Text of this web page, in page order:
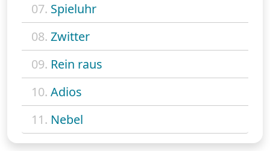
07. Spieluhr
08. Zwitter
09. Rein raus
10. Adios
11. Nebel